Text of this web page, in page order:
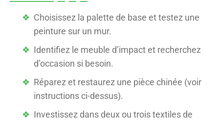
Choisissez la palette de base et testez une
peinture sur un mur.
Identifiez le meuble d’impact et recherchez
d’occasion si besoin.
Réparez et restaurez une pièce chinée (voir
instructions ci-dessus).
Investissez dans deux ou trois textiles de